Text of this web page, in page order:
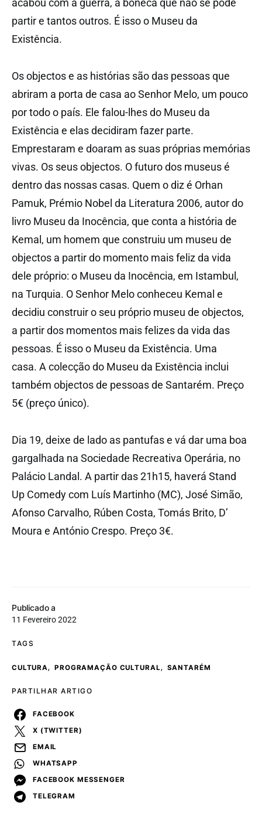
Publicado a
11 Fevereiro 2022
TAGS
CULTURA, PROGRAMAÇÃO CULTURAL, SANTARÉM
PARTILHAR ARTIGO
FACEBOOK
X (TWITTER)
EMAIL
WHATSAPP
FACEBOOK MESSENGER
TELEGRAM
partir e tantos outros. É isso o Museu da
Existência.
Os objectos e as histórias são das pessoas que
abriram a porta de casa ao Senhor Melo, um pouco
por todo o país. Ele falou-lhes do Museu da
Existência e elas decidiram fazer parte.
Emprestaram e doaram as suas próprias memórias
vivas. Os seus objectos. O futuro dos museus é
dentro das nossas casas. Quem o diz é Orhan
Pamuk, Prémio Nobel da Literatura 2006, autor do
livro Museu da Inocência, que conta a história de
Kemal, um homem que construiu um museu de
objectos a partir do momento mais feliz da vida
dele próprio: o Museu da Inocência, em Istambul,
na Turquia. O Senhor Melo conheceu Kemal e
decidiu construir o seu próprio museu de objectos,
a partir dos momentos mais felizes da vida das
pessoas. É isso o Museu da Existência. Uma
casa. A colecção do Museu da Existência inclui
também objectos de pessoas de Santarém. Preço
5€ (preço único).
Dia 19, deixe de lado as pantufas e vá dar uma boa
gargalhada na Sociedade Recreativa Operária, no
Palácio Landal. A partir das 21h15, haverá Stand
Up Comedy com Luís Martinho (MC), José Simão,
Afonso Carvalho, Rúben Costa, Tomás Brito, D’
Moura e António Crespo. Preço 3€.